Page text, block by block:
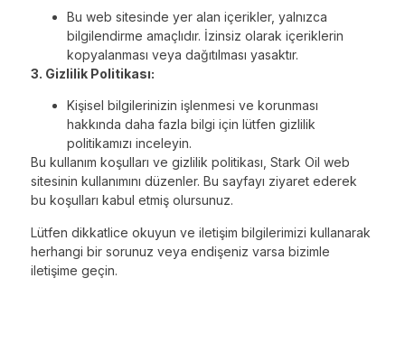
Bu web sitesinde yer alan içerikler, yalnızca
bilgilendirme amaçlıdır. İzinsiz olarak içeriklerin
kopyalanması veya dağıtılması yasaktır.
3. Gizlilik Politikası:
Kişisel bilgilerinizin işlenmesi ve korunması
hakkında daha fazla bilgi için lütfen gizlilik
politikamızı inceleyin.
Bu kullanım koşulları ve gizlilik politikası, Stark Oil web
sitesinin kullanımını düzenler. Bu sayfayı ziyaret ederek
bu koşulları kabul etmiş olursunuz.
Lütfen dikkatlice okuyun ve iletişim bilgilerimizi kullanarak
herhangi bir sorunuz veya endişeniz varsa bizimle
iletişime geçin.